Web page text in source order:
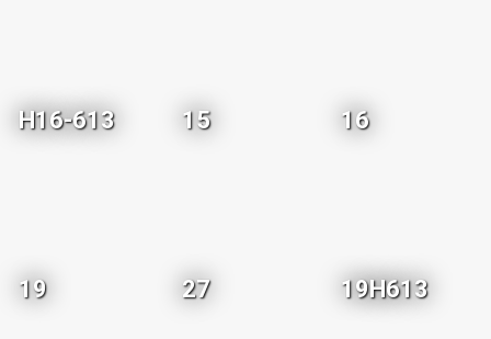
H16-613 15 16
19 27 19H613